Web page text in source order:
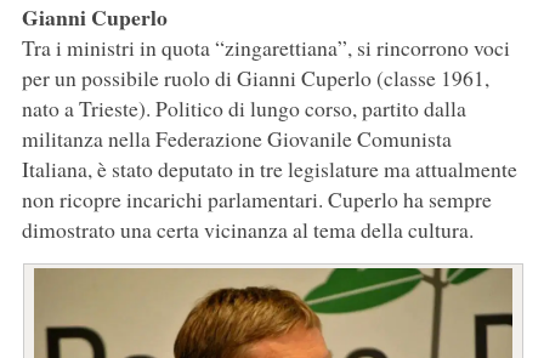
Gianni Cuperlo
Tra i ministri in quota “zingarettiana”, si rincorrono voci
per un possibile ruolo di Gianni Cuperlo (classe 1961,
nato a Trieste). Politico di lungo corso, partito dalla
militanza nella Federazione Giovanile Comunista
Italiana, è stato deputato in tre legislature ma attualmente
non ricopre incarichi parlamentari. Cuperlo ha sempre
dimostrato una certa vicinanza al tema della cultura.